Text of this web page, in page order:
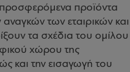
προσφερόμενα προϊόντα
των εταιρικών και
τα σχέδια του ομίλου
χώρου της
και την εισαγωγή του